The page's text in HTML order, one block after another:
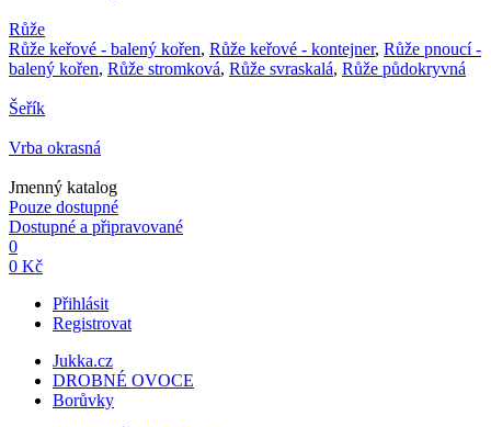
Růže
Růže keřové - balený kořen, Růže keřové - kontejner, Růže pnoucí -
balený kořen, Růže stromková, Růže svraskalá, Růže půdokryvná
Šeřík
Vrba okrasná
Jmenný katalog
Pouze dostupné
Dostupné a připravované
0
0 Kč
Přihlásit
Registrovat
Jukka.cz
DROBNÉ OVOCE
Borůvky